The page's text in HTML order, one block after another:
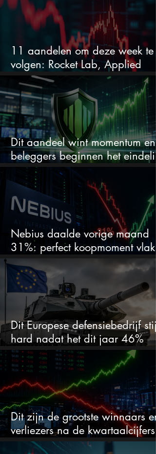
11 aandelen om deze week te
volgen: Rocket Lab, Applied
Materials en de zwaarste AI-test
Dit aandeel wint momentum en
beleggers beginnen het eindelijk
te zien
Nebius daalde vorige maand
31%: perfect koopmoment vlak
voor kwartaalcijfers?
Dit Europese defensiebedrijf
hard nadat het dit jaar 46%
daalde: mooie koopkans?
Dit zijn de grootste winnaars en
verliezers na de kwartaalcijfers
(2 springen eruit)